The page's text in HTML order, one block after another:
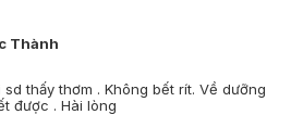
Thành
thấy thơm . Không bết rít. Về dưỡng
được . Hài lòng